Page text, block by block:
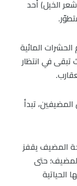
الخيل) أحد
المائية
تبقى في انتظار
تبدأ
المضيف يقفز
حتى